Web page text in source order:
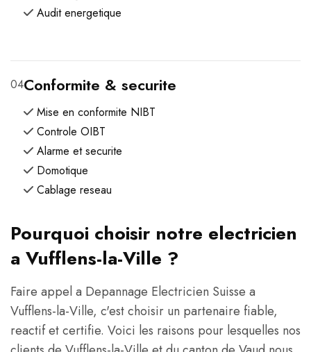
Audit energetique
04Conformite & securite
Mise en conformite NIBT
Controle OIBT
Alarme et securite
Domotique
Cablage reseau
Pourquoi choisir notre electricien
a Vufflens-la-Ville ?
Faire appel a Depannage Electricien Suisse a
Vufflens-la-Ville, c'est choisir un partenaire fiable,
reactif et certifie. Voici les raisons pour lesquelles nos